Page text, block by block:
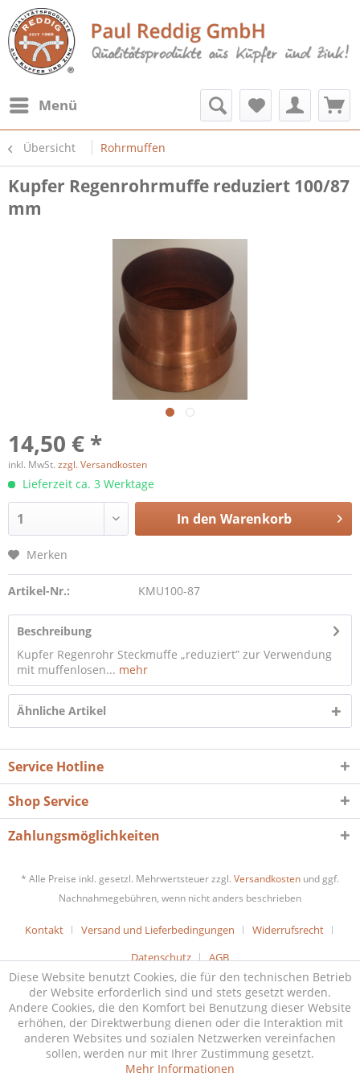
Menü
Übersicht Rohrmuffen
Kupfer Regenrohrmuffe reduziert 100/87
mm
14,50 € *
inkl. MwSt. zzgl. Versandkosten
Lieferzeit ca. 3 Werktage
In den Warenkorb
Merken
Artikel-Nr.: KMU100-87
Beschreibung
Kupfer Regenrohr Steckmuffe „reduziert” zur Verwendung
mit muffenlosen... mehr
Ähnliche Artikel
Service Hotline
Shop Service
Zahlungsmöglichkeiten
* Alle Preise inkl. gesetzl. Mehrwertsteuer zzgl. Versandkosten und ggf.
Nachnahmegebühren, wenn nicht anders beschrieben
Kontakt Versand und Lieferbedingungen
Widerrufsrecht
Datenschutz
AGB
Diese Website benutzt Cookies, die für den technischen Betrieb
der Website erforderlich sind und stets gesetzt werden.
Andere Cookies, die den Komfort bei Benutzung dieser Website
erhöhen, der Direktwerbung dienen oder die Interaktion mit
anderen Websites und sozialen Netzwerken vereinfachen
sollen, werden nur mit Ihrer Zustimmung gesetzt.
Mehr Informationen